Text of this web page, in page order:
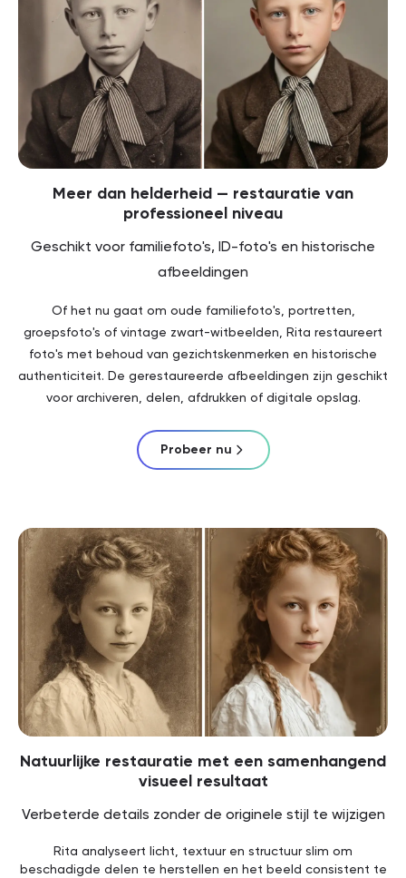
Meer dan helderheid — restauratie van
professioneel niveau
Geschikt voor familiefoto's, ID-foto's en historische
afbeeldingen
Of het nu gaat om oude familiefoto's, portretten,
groepsfoto's of vintage zwart-witbeelden, Rita restaureert
foto's met behoud van gezichtskenmerken en historische
authenticiteit. De gerestaureerde afbeeldingen zijn geschikt
voor archiveren, delen, afdrukken of digitale opslag.
Probeer nu
Natuurlijke restauratie met een samenhangend
visueel resultaat
Verbeterde details zonder de originele stijl te wijzigen
Rita analyseert licht, textuur en structuur slim om
beschadigde delen te herstellen en het beeld consistent te